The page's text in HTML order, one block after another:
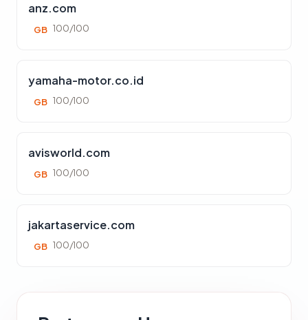
anz.com
GB 100/100
yamaha-motor.co.id
GB 100/100
avisworld.com
GB 100/100
jakartaservice.com
GB 100/100